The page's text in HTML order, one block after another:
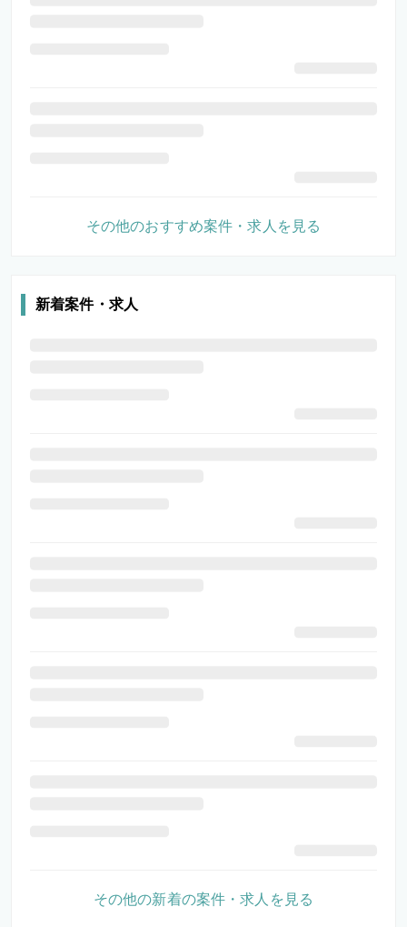
その他のおすすめ案件・求人を見る
新着案件・求人
その他の新着の案件・求人を見る